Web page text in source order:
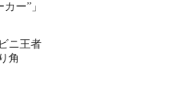
ー”」
ニ王者
角